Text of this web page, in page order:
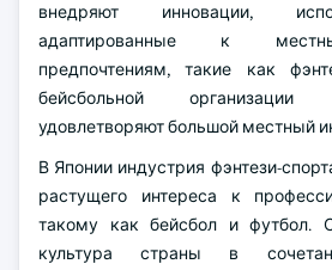
внедряют инновации,
адаптированные к
предпочтениям, такие как
бейсбольной
удовлетворяют большой местный
В Японии индустрия фэнтези-
растущего интереса к
такому как бейсбол и футбол.
культура страны в